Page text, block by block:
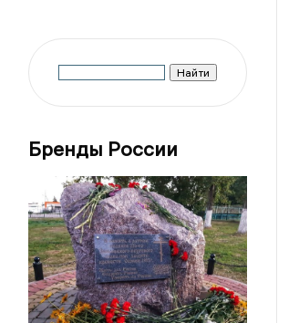
Бренды России